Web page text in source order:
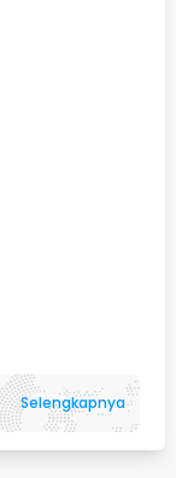
Selengkapnya